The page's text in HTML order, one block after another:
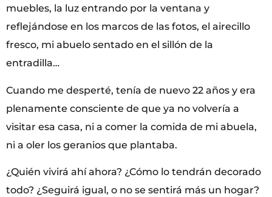
muebles, la luz entrando por la ventana y
reflejándose en los marcos de las fotos, el airecillo
fresco, mi abuelo sentado en el sillón de la
entradilla…
Cuando me desperté, tenía de nuevo 22 años y era
plenamente consciente de que ya no volvería a
visitar esa casa, ni a comer la comida de mi abuela,
ni a oler los geranios que plantaba.
¿Quién vivirá ahí ahora? ¿Cómo lo tendrán decorado
todo? ¿Seguirá igual, o no se sentirá más un hogar?